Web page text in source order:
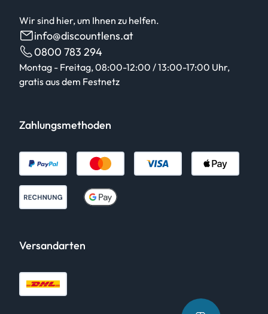
Wir sind hier, um Ihnen zu helfen.
info@discountlens.at
0800 783 294
Montag - Freitag, 08:00-12:00 / 13:00-17:00 Uhr,
gratis aus dem Festnetz
Zahlungsmethoden
Versandarten